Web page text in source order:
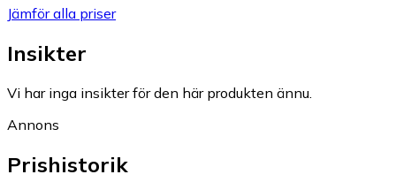
Jämför alla priser
Insikter
Vi har inga insikter för den här produkten ännu.
Annons
Prishistorik